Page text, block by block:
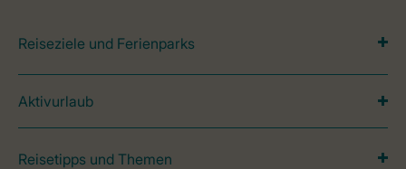
Reiseziele und Ferienparks
Aktivurlaub
Reisetipps und Themen